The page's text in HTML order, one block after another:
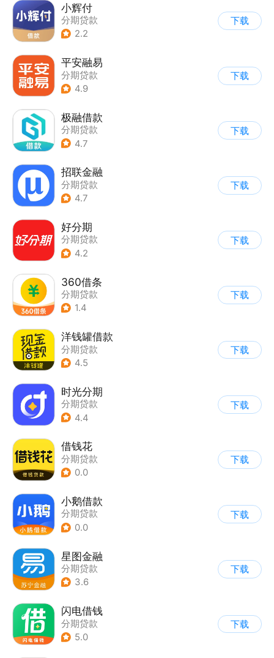
小辉付
分期贷款
2.2
下载
平安融易
分期贷款
4.9
下载
极融借款
分期贷款
4.7
下载
招联金融
分期贷款
4.7
下载
好分期
分期贷款
4.2
下载
360借条
分期贷款
1.4
下载
洋钱罐借款
分期贷款
4.5
下载
时光分期
分期贷款
4.4
下载
借钱花
分期贷款
0.0
下载
小鹅借款
分期贷款
0.0
下载
星图金融
分期贷款
3.6
下载
闪电借钱
分期贷款
5.0
下载